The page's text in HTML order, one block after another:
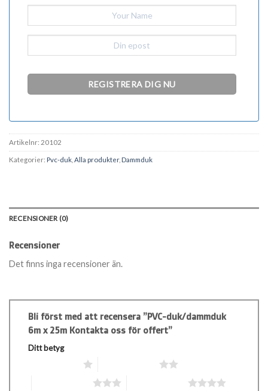
Artikelnr: 20102
Kategorier: Pvc-duk Alla produkter, Dammduk
RECENSIONER (0)
Recensioner
Det finns inga recensioner än.
Bli först med att recensera ”PVC-duk/dammduk
6m x 25m Kontakta oss för offert”
Ditt betyg